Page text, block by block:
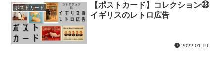
ポストカード
【ポストカード】コレクション㉝
イギリスのレトロ広告
2022.01.19